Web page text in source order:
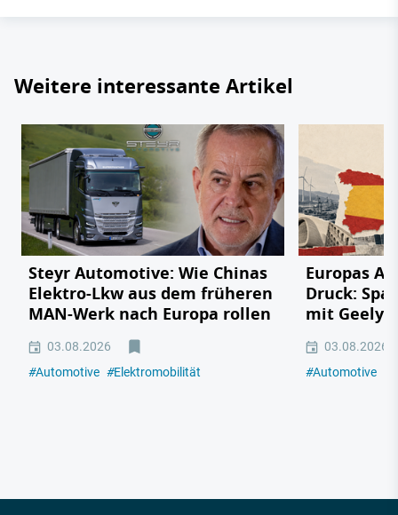
Weitere interessante Artikel
Steyr Automotive: Wie Chinas
Elektro-Lkw aus dem früheren
MAN-Werk nach Europa rollen
03.08.2026
#Automotive #Elektromobilität
Europas
Druck:
mit Geely,
03.08.2026
#Automotive